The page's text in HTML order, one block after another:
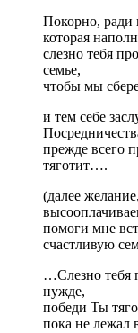
Покорно, ради
которая
слезно тебя
семье,
чтобы мы
и тем себе
прежде всего
тяготит….
(далее
помоги мне
счастливую
…Слезно тебя
нужде,
победи Ты
пока не лежал